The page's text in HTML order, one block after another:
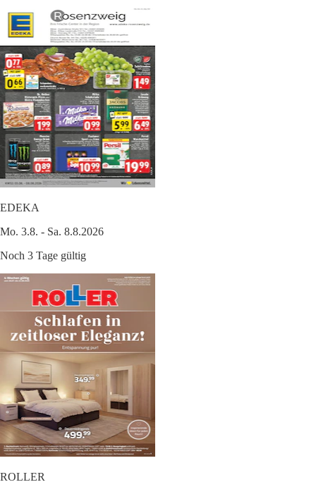
EDEKA
Mo. 3.8. - Sa. 8.8.2026
Noch 3 Tage gültig
ROLLER